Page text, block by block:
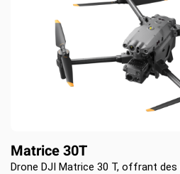
Matrice 30T
Drone DJI Matrice 30 T, offrant